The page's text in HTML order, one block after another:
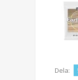
Dela: